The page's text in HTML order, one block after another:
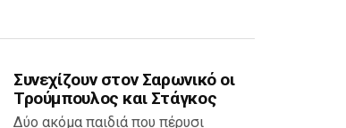
Συνεχίζουν στον Σαρωνικό οι
Τρούμπουλος και Στάγκος
Δύο ακόμα παιδιά που πέρυσι